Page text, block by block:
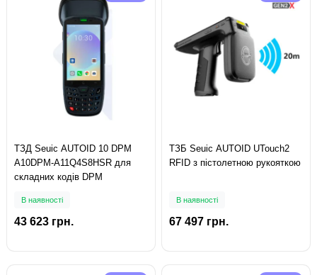
ТЗД Seuic AUTOID 10 DPM
A10DPM-A11Q4S8HSR для
складних кодів DPM
В наявності
43 623 грн.
ТЗБ Seuic AUTOID UTouch2
RFID з пістолетною рукояткою
В наявності
67 497 грн.